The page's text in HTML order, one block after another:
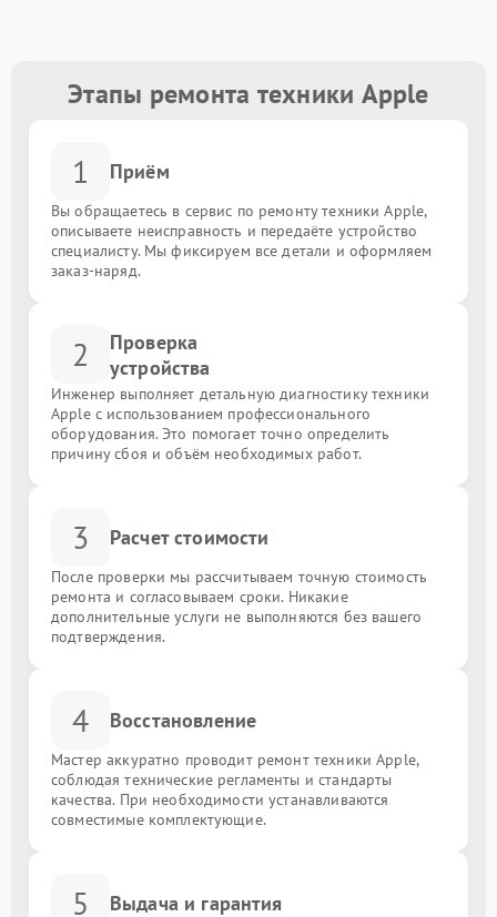
Этапы ремонта техники Apple
1 Приём
Вы обращаетесь в сервис по ремонту техники Apple,
описываете неисправность и передаёте устройство
специалисту. Мы фиксируем все детали и оформляем
заказ-наряд.
2
Проверка
устройства
Инженер выполняет детальную диагностику техники
Apple с использованием профессионального
оборудования. Это помогает точно определить
причину сбоя и объём необходимых работ.
3 Расчет стоимости
После проверки мы рассчитываем точную стоимость
ремонта и согласовываем сроки. Никакие
дополнительные услуги не выполняются без вашего
подтверждения.
4 Восстановление
Мастер аккуратно проводит ремонт техники Apple,
соблюдая технические регламенты и стандарты
качества. При необходимости устанавливаются
совместимые комплектующие.
5 Выдача и гарантия